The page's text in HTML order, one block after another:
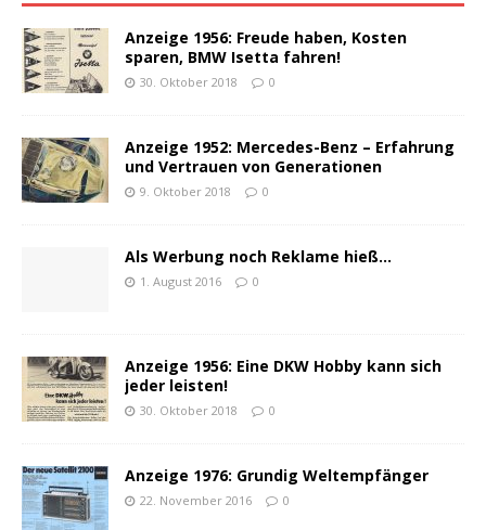
Anzeige 1956: Freude haben, Kosten
sparen, BMW Isetta fahren!
30. Oktober 2018 0
Anzeige 1952: Mercedes-Benz – Erfahrung
und Vertrauen von Generationen
9. Oktober 2018 0
Als Werbung noch Reklame hieß…
1. August 2016 0
Anzeige 1956: Eine DKW Hobby kann sich
jeder leisten!
30. Oktober 2018 0
Anzeige 1976: Grundig Weltempfänger
22. November 2016 0